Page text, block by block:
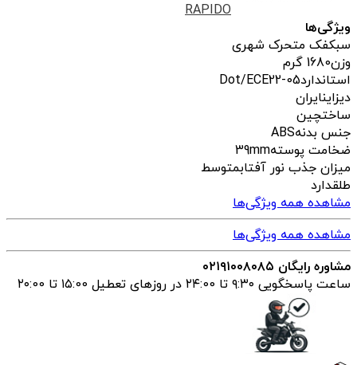
RAPIDO
ویژگی‌ها
سبکفک متحرک شهری
وزن1680 گرم
استانداردDot/ECE22-05
دیزاینایران
ساختچین
جنس بدنهABS
ضخامت پوسته39mm
میزان جذب نور آفتابمتوسط
طلقدارد
مشاهده همه ویژگی‌ها
مشاهده همه ویژگی‌ها
مشاوره رایگان ۰۲۱۹۱۰۰۸۰۸۵
ساعت پاسخگویی ۹:۳۰ تا ۲۴:00 در روزهای تعطیل ۱۵:00 تا ۲۰:00